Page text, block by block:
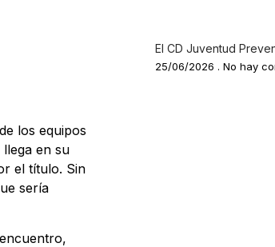
los equipos
en su
el título. Sin
sería
El CD Juventud
25/06/2026 No hay